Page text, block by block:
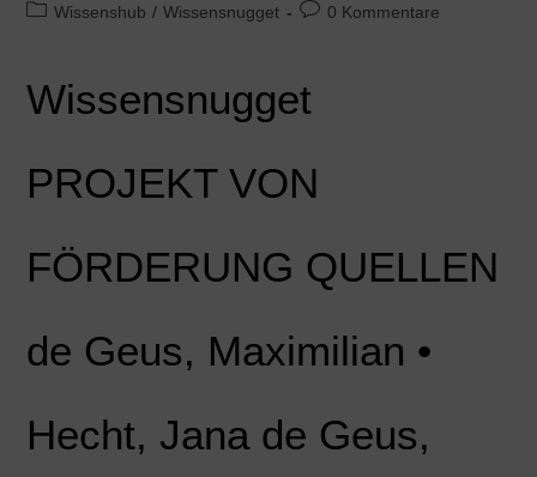
Wissenshub / Wissensnugget 0 Kommentare
Wissensnugget
PROJEKT VON
FÖRDERUNG QUELLEN
de Geus, Maximilian •
Hecht, Jana de Geus,